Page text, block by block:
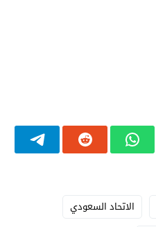
الاتحاد السعودي